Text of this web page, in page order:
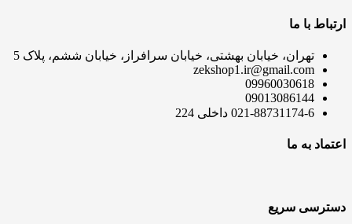
ارتباط با ما
تهران، خیابان بهشتی، خیابان سرافراز، خیابان ششم، پلاک 5
zekshop1.ir@gmail.com
09960030618
09013086144
021-88731174-6 داخلی 224
اعتماد به ما
دسترسی سریع